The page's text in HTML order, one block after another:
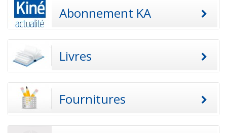
Abonnement KA
Livres
Fournitures